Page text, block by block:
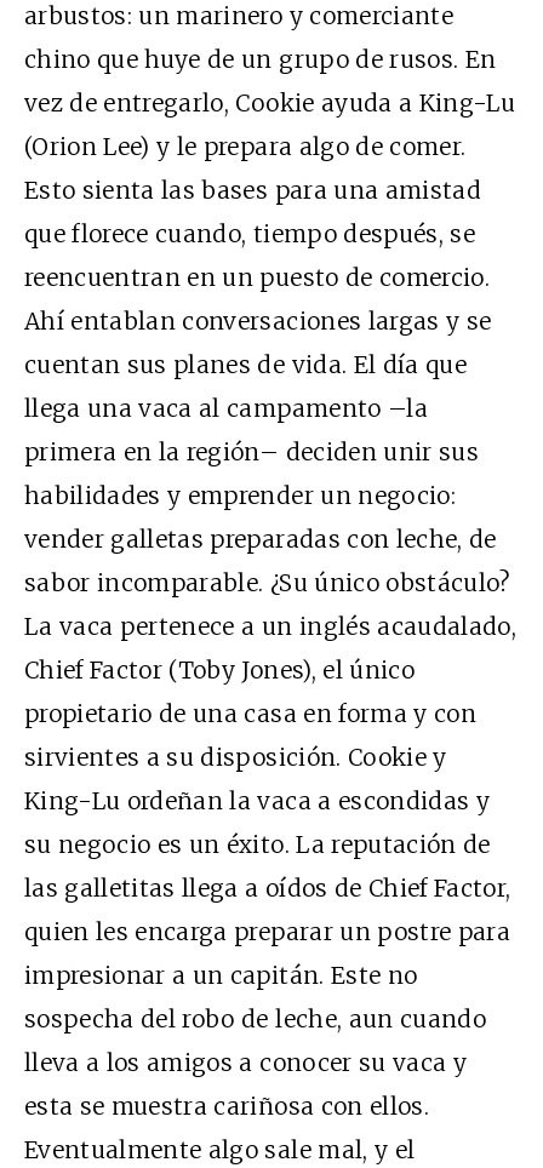
arbustos: un marinero y comerciante
chino que huye de un grupo de rusos. En
vez de entregarlo, Cookie ayuda a King-Lu
(Orion Lee) y le prepara algo de comer.
Esto sienta las bases para una amistad
que florece cuando, tiempo después, se
reencuentran en un puesto de comercio.
Ahí entablan conversaciones largas y se
cuentan sus planes de vida. El día que
llega una vaca al campamento –la
primera en la región– deciden unir sus
habilidades y emprender un negocio:
vender galletas preparadas con leche, de
sabor incomparable. ¿Su único obstáculo?
La vaca pertenece a un inglés acaudalado,
Chief Factor (Toby Jones), el único
propietario de una casa en forma y con
sirvientes a su disposición. Cookie y
King-Lu ordeñan la vaca a escondidas y
su negocio es un éxito. La reputación de
las galletitas llega a oídos de Chief Factor,
quien les encarga preparar un postre para
impresionar a un capitán. Este no
sospecha del robo de leche, aun cuando
lleva a los amigos a conocer su vaca y
esta se muestra cariñosa con ellos.
Eventualmente algo sale mal, y el